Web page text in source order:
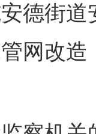
德街
网改